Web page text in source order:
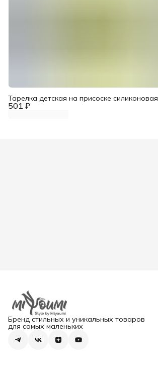
501 ₽
Тарелка детская на присоске силиконовая
Бренд стильных и уникальных товаров
для самых маленьких